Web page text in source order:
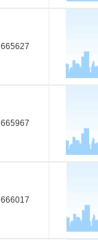
665627
665967
666017